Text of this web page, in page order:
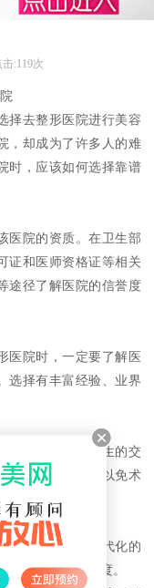
:119次
择去整形医院进行美容
，却成为了许多人的难
时，应该如何选择靠谱
医院的资质。在卫生部
证和医师资格证等相关
途径了解医院的信誉度
医院时，一定要了解医
选择有丰富经验、业界
咨询。通过与医生的交
等方面的信息，以免术
考虑的因素。现代化的
安全性和舒适度。